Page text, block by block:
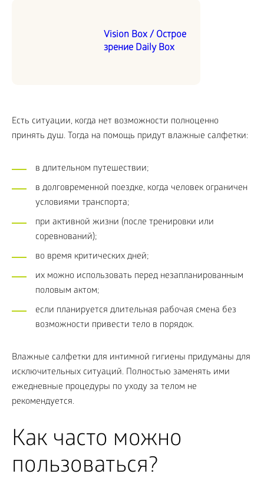
Vision Box / Острое
зрение Daily Box
Есть ситуации, когда нет возможности полноценно
принять душ. Тогда на помощь придут влажные салфетки:
в длительном путешествии;
в долговременной поездке, когда человек ограничен
условиями транспорта;
при активной жизни (после тренировки или
соревнований);
во время критических дней;
их можно использовать перед незапланированным
половым актом;
если планируется длительная рабочая смена без
возможности привести тело в порядок.
Влажные салфетки для интимной гигиены придуманы для
исключительных ситуаций. Полностью заменять ими
ежедневные процедуры по уходу за телом не
рекомендуется.
Как часто можно
пользоваться?